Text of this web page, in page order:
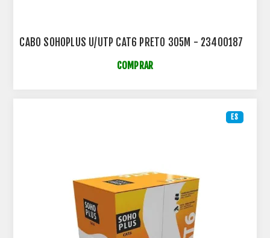
CABO SOHOPLUS U/UTP CAT6 PRETO 305M - 23400187
COMPRAR
ES